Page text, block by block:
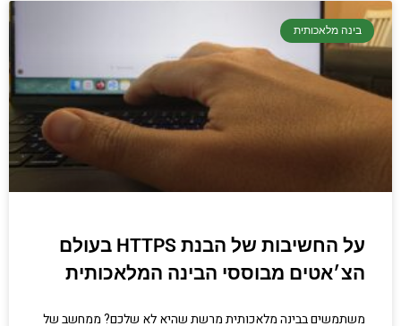
בינה מלאכותית
על החשיבות של הבנת HTTPS בעולם
הצ׳אטים מבוססי הבינה המלאכותית
משתמשים בבינה מלאכותית מרשת שהיא לא שלכם? ממחשב של